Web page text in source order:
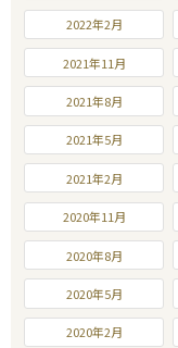
2022年2月
2021年11月
2021年8月
2021年5月
2021年2月
2020年11月
2020年8月
2020年5月
2020年2月